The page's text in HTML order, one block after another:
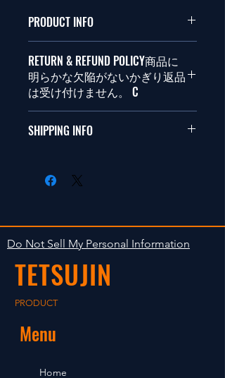
PRODUCT INFO
本品は1/10サイズのラジオコント
ールカーに適合します。
This items fit in with 1/10 sizes of
radio control car.
RETURN & REFUND POLICY商品に
明らかな欠陥がないかぎり返品
は受け付けません。 C
商品に明らかな欠陥がないかぎり
isn't accepted in goods.
SHIPPING INFO
します。海外への出荷は入金確認
The occasion with the stock is
shipped in 2-5 days. Shipment to
foreign countries will be shipment
after payment confirmation.
Do Not Sell My Personal Information
TETSUJIN
PRODUCT
Menu
Home